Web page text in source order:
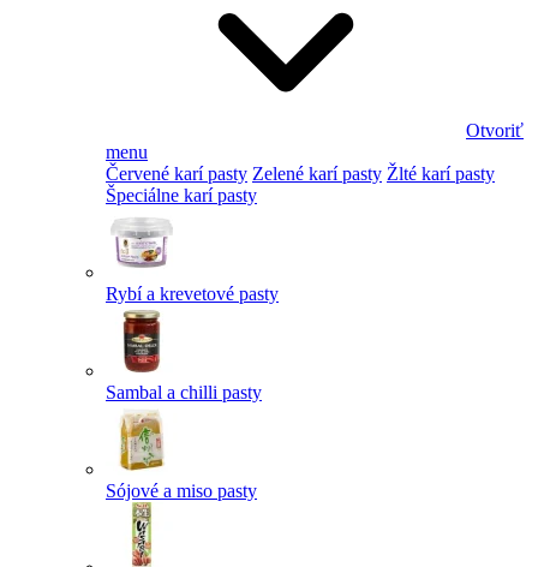
Otvoriť
menu
Červené karí pasty Zelené karí pasty Žlté karí pasty
Špeciálne karí pasty
Rybí a krevetové pasty
Sambal a chilli pasty
Sójové a miso pasty